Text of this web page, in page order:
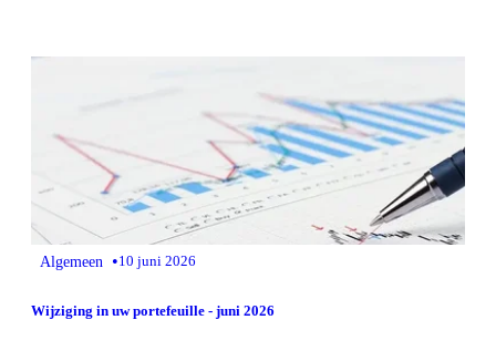
Algemeen •10 juni 2026
Wijziging in uw portefeuille - juni 2026